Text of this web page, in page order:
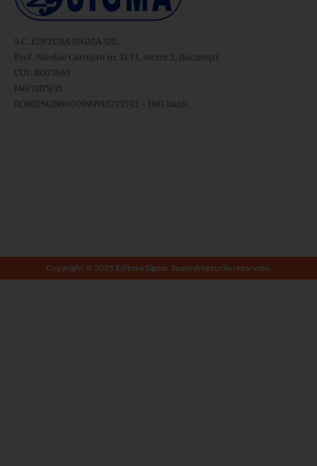
S.C. EDITURA SIGMA SRL
Prof. Nicolae Cartojan nr. 11-13, sector 2, București
CUI: RO27669
J40/11175/91
RO80INGB0000999918273592 - ING Bank
Copyright © 2025 Editura Sigma. Toate drepturile rezervate.